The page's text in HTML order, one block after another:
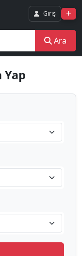
Giriş
Ara
Yap